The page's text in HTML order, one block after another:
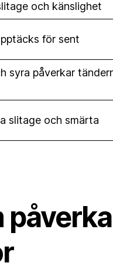
och känslighet
för sent
syra påverkar
slitage och smärta